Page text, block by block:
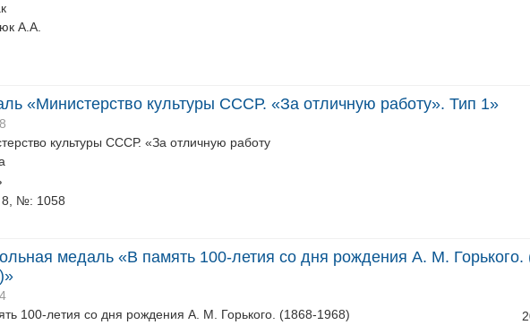
А.А.
«Министерство культуры СССР. «За отличную работу». Тип 1»
культуры СССР. «За отличную работу
8, №: 1058
медаль «В память 100-летия со дня рождения А. М. Горького.
100-летия со дня рождения А. М. Горького. (1868-1968)